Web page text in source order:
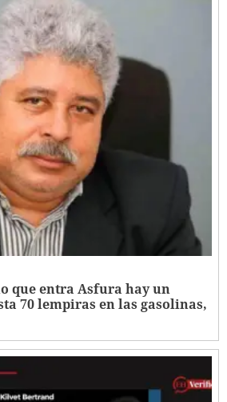
que entra Asfura hay un
70 lempiras en las gasolinas,